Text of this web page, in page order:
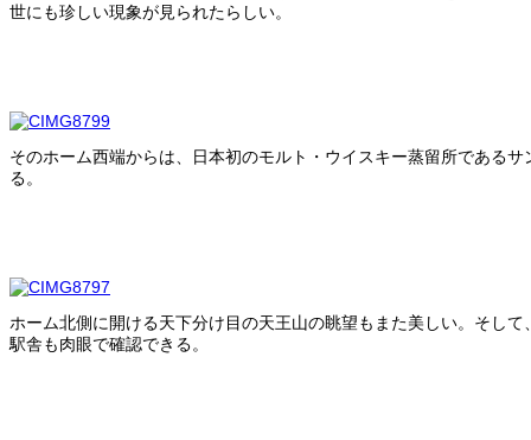
世にも珍しい現象が見られたらしい。
そのホーム西端からは、日本初のモルト・ウイスキー蒸留所である
る。
ホーム北側に開ける天下分け目の天王山の眺望もまた美しい。そし
駅舎も肉眼で確認できる。